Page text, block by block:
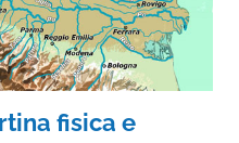
fisica e